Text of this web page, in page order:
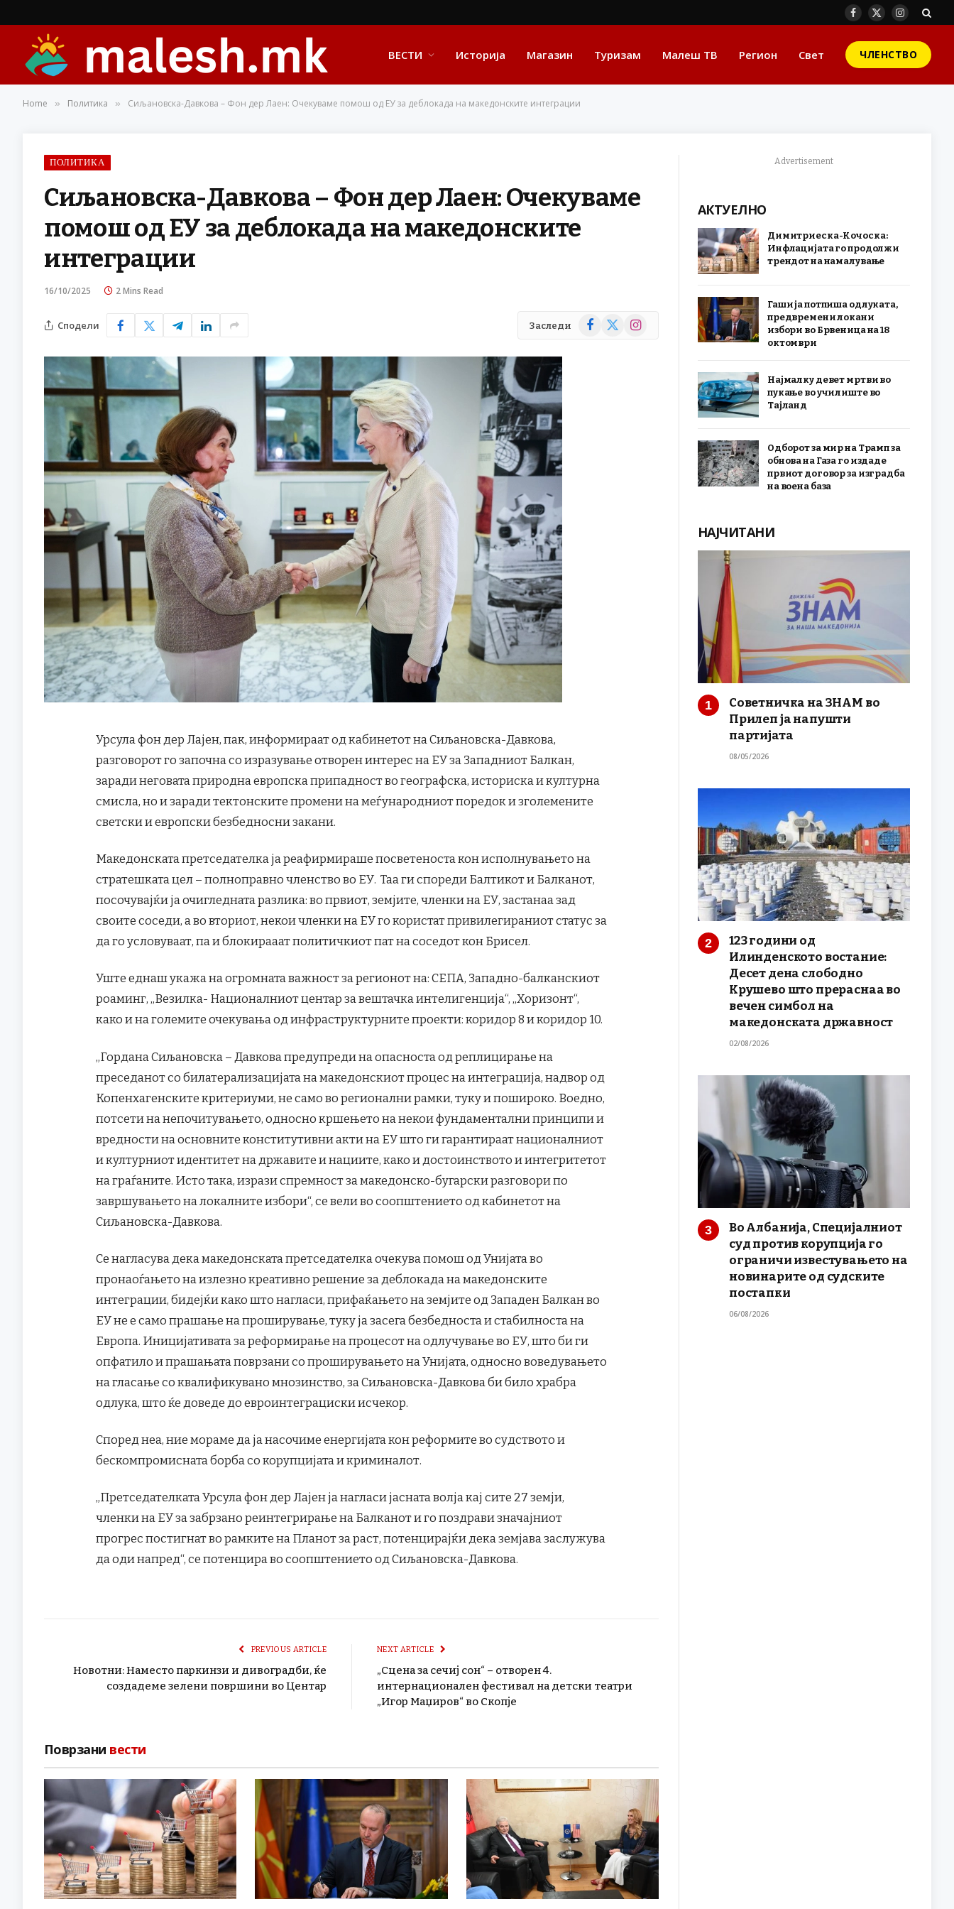
Facebook
X
Instagram
ВЕСТИ Историја Магазин Туризам Малеш ТВ Регион Свет ЧЛЕНСТВО
Home » Политика » Сиљановска-Давкова – Фон дер Лаен: Очекуваме помош од ЕУ за деблокада на македонските интеграции
ПОЛИТИКА
Сиљановска-Давкова – Фон дер Лаен: Очекуваме
помош од ЕУ за деблокада на македонските
интеграции
16/10/2025 2 Mins Read
Сподели Заследи Facebook
X
Instagram
Урсула фон дер Лајен, пак, информираат од кабинетот на Сиљановска-Давкова,
разговорот го започна со изразување отворен интерес на ЕУ за Западниот Балкан,
заради неговата природна европска припадност во географска, историска и културна
смисла, но и заради тектонските промени на меѓународниот поредок и зголемените
светски и европски безбедносни закани.
Македонската претседателка ја реафирмираше посветеноста кон исполнувањето на
стратешката цел – полноправно членство во ЕУ. Таа ги спореди Балтикот и Балканот,
посочувајќи ја очигледната разлика: во првиот, земјите, членки на ЕУ, застанаа зад
своите соседи, а во вториот, некои членки на ЕУ го користат привилегираниот статус за
да го условуваат, па и блокирааат политичкиот пат на соседот кон Брисел.
Уште еднаш укажа на огромната важност за регионот на: СЕПА, Западно-балканскиот
роаминг, „Везилка- Националниот центар за вештачка интелигенција“, „Хоризонт“,
како и на големите очекувања од инфраструктурните проекти: коридор 8 и коридор 10.
„Гордана Сиљановска – Давкова предупреди на опасноста од реплицирање на
преседанот со билатерализацијата на македонскиот процес на интеграција, надвор од
Копенхагенските критериуми, не само во регионални рамки, туку и пошироко. Воедно,
потсети на непочитувањето, односно кршењето на некои фундаментални принципи и
вредности на основните конститутивни акти на ЕУ што ги гарантираат националниот
и културниот идентитет на државите и нациите, како и достоинството и интегритетот
на граѓаните. Исто така, изрази спремност за македонско-бугарски разговори по
завршувањето на локалните избори“, се вели во соопштението од кабинетот на
Сиљановска-Давкова.
Се нагласува дека македонската претседателка очекува помош од Унијата во
пронаоѓањето на излезно креативно решение за деблокада на македонските
интеграции, бидејќи како што нагласи, прифаќањето на земјите од Западен Балкан во
ЕУ не е само прашање на проширување, туку ја засега безбедноста и стабилноста на
Европа. Иницијативата за реформирање на процесот на одлучување во ЕУ, што би ги
опфатило и прашањата поврзани со проширувањето на Унијата, односно воведувањето
на гласање со квалификувано мнозинство, за Сиљановска-Давкова би било храбра
одлука, што ќе доведе до евроинтеграциски исчекор.
Според неа, ние мораме да ја насочиме енергијата кон реформите во судството и
бескомпромисната борба со корупцијата и криминалот.
„Претседателката Урсула фон дер Лајен ја нагласи јасната волја кај сите 27 земји,
членки на ЕУ за забрзано реинтегрирање на Балканот и го поздрави значајниот
прогрес постигнат во рамките на Планот за раст, потенцирајќи дека земјава заслужува
да оди напред“, се потенцира во соопштението од Сиљановска-Давкова.
PREVIOUS ARTICLE
Новотни: Наместо паркинзи и дивоградби, ќе
создадеме зелени површини во Центар
NEXT ARTICLE
„Сцена за сечиј сон“ – отворен 4.
интернационален фестивал на детски театри
„Игор Маџиров“ во Скопје
Поврзани вести
Advertisement
АКТУЕЛНО
Димитриеска-Кочоска:
Инфлацијата го продолжи
трендот на намалување
Гаши ја потпиша одлуката,
предвремени локани
избори во Брвеница на 18
октомври
Најмалку девет мртви во
пукање во училиште во
Тајланд
Одборот за мир на Трамп за
обнова на Газа го издаде
првиот договор за изградба
на воена база
НАЈЧИТАНИ
Советничка на ЗНАМ во
Прилеп ја напушти
партијата
08/05/2026
123 години од
Илинденското востание:
Десет дена слободно
Крушево што прераснаа во
вечен симбол на
македонската државност
02/08/2026
Во Албанија, Специјалниот
суд против корупција го
ограничи известувањето на
новинарите од судските
постапки
06/08/2026